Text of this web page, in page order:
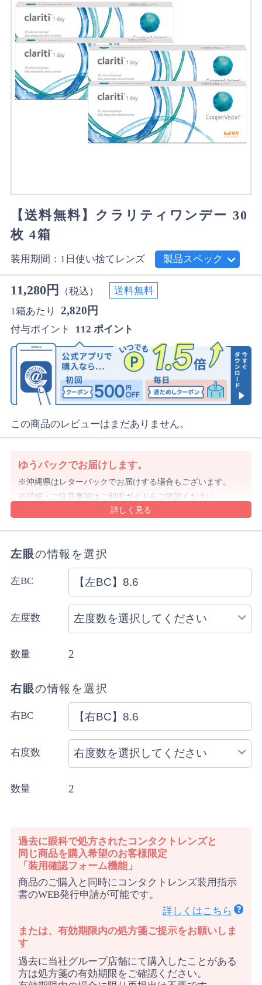
【送料無料】クラリティワンデー 30
枚 4箱
装用期間：1日使い捨てレンズ 製品スペック
11,280円 （税込）
送料無料
1箱あたり
2,820円
付与ポイント 112 ポイント
この商品のレビューはまだありません。
ゆうパックでお届けします。
沖縄県はレターパックでお届けする場合もございます。
詳細・ご注意事項はご利用ガイドをご確認ください。
ご注文内容により上記と異なる場合があります。
左眼の情報を選択
左BC
左度数
数量 2
右眼の情報を選択
右BC
右度数
数量 2
過去に眼科で処方されたコンタクトレンズと
同じ商品を購入希望のお客様限定
「装用確認フォーム機能」
商品のご購入と同時にコンタクトレンズ装用指示
書のWEB発行申請が可能です。
詳しくはこちら
または、有効期限内の処方箋ご提示をお願いしま
す
過去に当社グループ店舗にて購入したことがある
方は処方箋の有効期限をご確認ください。